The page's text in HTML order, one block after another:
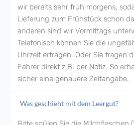
wir bereits sehr früh morgens,
Lieferung zum Frühstück schon
anderen sind wir Vormittags
Telefonisch können Sie die
Uhrzeit erfragen. Oder Sie fragen
Fahrer direkt z.B. per Notiz. So
sicher eine genauere Zeitangabe.
Was geschieht mit dem Leergut?